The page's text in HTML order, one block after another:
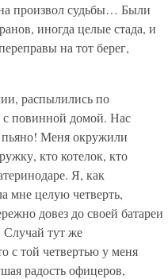
произвол судьбы… Были
иногда целые стада, и
на тот берег,
распылились по
с повинной домой. Нас
пьяно! Меня окружили
кто котелок, кто
Я, как
мне целую четверть,
довез до своей батареи
Случай тут же
с той четвертью у меня
радость офицеров,